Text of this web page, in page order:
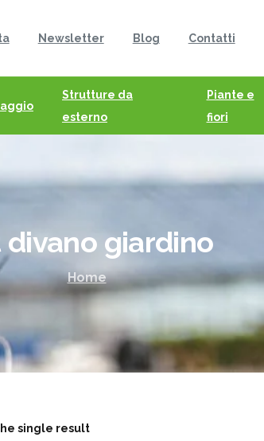
Newsletter Blog Contatti
Strutture da
esterno
Piante e
fiori
divano giardino
Home
single result